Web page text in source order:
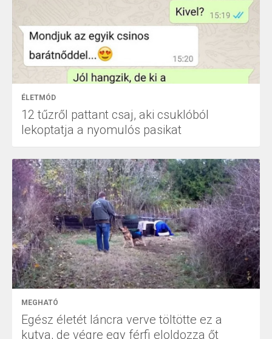
ÉLETMÓD
12 tűzről pattant csaj, aki csuklóból
lekoptatja a nyomulós pasikat
MEGHATÓ
Egész életét láncra verve töltötte ez a
kutya, de végre egy férfi eloldozza őt